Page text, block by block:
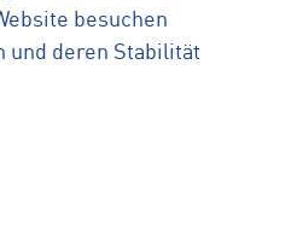
besuchen
und deren Stabilität